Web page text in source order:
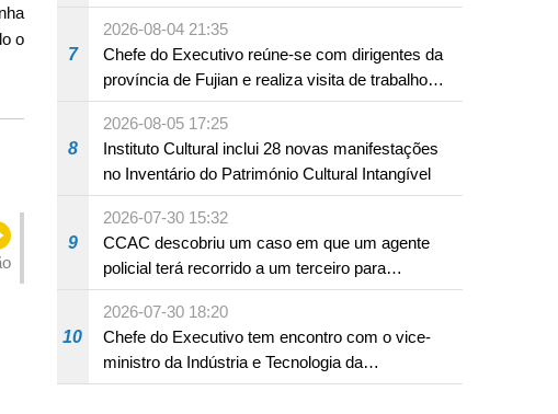
o
produto com substâncias medicamentosas
ocidentais
7
2026-08-04 21:35
Chefe do Executivo reúne-se com dirigentes da
província de Fujian e realiza visita de trabalho
em Fuzhou
8
2026-08-05 17:25
Instituto Cultural inclui 28 novas manifestações
no Inventário do Património Cultural Intangível
9
2026-07-30 15:32
CCAC descobriu um caso em que um agente
policial terá recorrido a um terceiro para
assumir por si a culpa na sequência de uma
infracção rodoviária
10
2026-07-30 18:20
Chefe do Executivo tem encontro com o vice-
ministro da Indústria e Tecnologia da
Informação